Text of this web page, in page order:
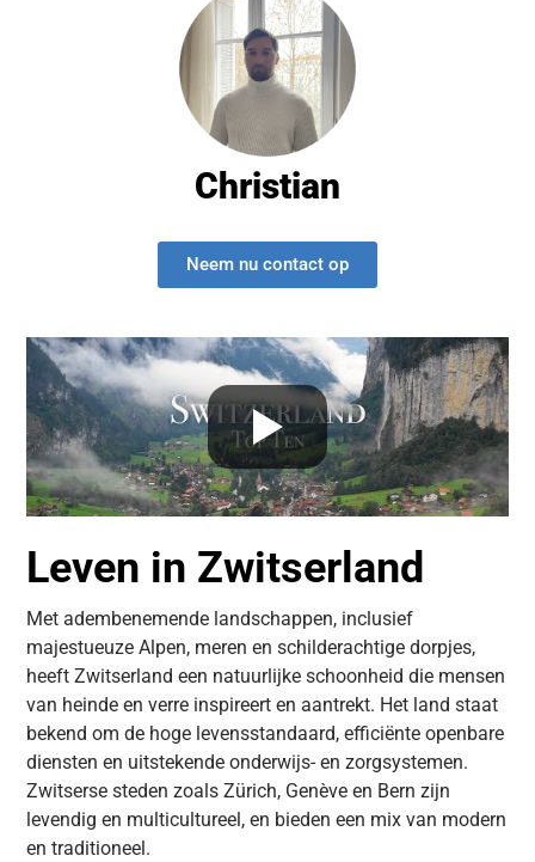
Christian
Neem nu contact op
Leven in Zwitserland
Met adembenemende landschappen, inclusief
majestueuze Alpen, meren en schilderachtige dorpjes,
heeft Zwitserland een natuurlijke schoonheid die mensen
van heinde en verre inspireert en aantrekt. Het land staat
bekend om de hoge levensstandaard, efficiënte openbare
diensten en uitstekende onderwijs- en zorgsystemen.
Zwitserse steden zoals Zürich, Genève en Bern zijn
levendig en multicultureel, en bieden een mix van modern
en traditioneel.